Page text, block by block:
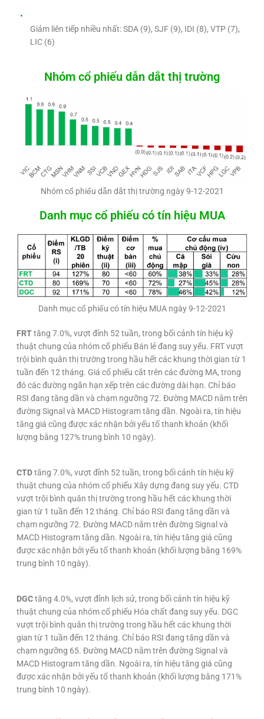
Giảm liên tiếp nhiều nhất: SDA (9), SJF (9), IDI (8), VTP (7),
LIC (6)
Nhóm cổ phiếu dẫn dắt thị trường
Nhóm cổ phiếu dẫn dắt thị trường ngày 9-12-2021
Danh mục cổ phiếu có tín hiệu MUA
Danh mục cổ phiếu có tín hiệu MUA ngày 9-12-2021
FRTtăng 7.0%, vượt đỉnh 52 tuần, trong bối cảnh tín hiệu kỹ
thuật chung của nhóm cổ phiếu Bán lẻ đang suy yếu. FRT vượt
trội bình quân thị trường trong hầu hết các khung thời gian từ 1
tuần đến 12 tháng. Giá cổ phiếu cắt trên các đường MA, trong
đó các đường ngắn hạn xếp trên các đường dài hạn. Chỉ báo
RSI đang tăng dần và chạm ngưỡng 72. Đường MACD nằm trên
đường Signal và MACD Histogram tăng dần. Ngoài ra, tín hiệu
tăng giá cũng được xác nhận bởi yếu tố thanh khoản (khối
lượng bằng 127% trung bình 10 ngày).
CTDtăng 7.0%, vượt đỉnh 52 tuần, trong bối cảnh tín hiệu kỹ
thuật chung của nhóm cổ phiếu Xây dựng đang suy yếu. CTD
vượt trội bình quân thị trường trong hầu hết các khung thời
gian từ 1 tuần đến 12 tháng. Chỉ báo RSI đang tăng dần và
chạm ngưỡng 72. Đường MACD nằm trên đường Signal và
MACD Histogram tăng dần. Ngoài ra, tín hiệu tăng giá cũng
được xác nhận bởi yếu tố thanh khoản (khối lượng bằng 169%
trung bình 10 ngày).
DGCtăng 4.0%, vượt đỉnh lịch sử, trong bối cảnh tín hiệu kỹ
thuật chung của nhóm cổ phiếu Hóa chất đang suy yếu. DGC
vượt trội bình quân thị trường trong hầu hết các khung thời
gian từ 1 tuần đến 12 tháng. Chỉ báo RSI đang tăng dần và
chạm ngưỡng 65. Đường MACD nằm trên đường Signal và
MACD Histogram tăng dần. Ngoài ra, tín hiệu tăng giá cũng
được xác nhận bởi yếu tố thanh khoản (khối lượng bằng 171%
trung bình 10 ngày).